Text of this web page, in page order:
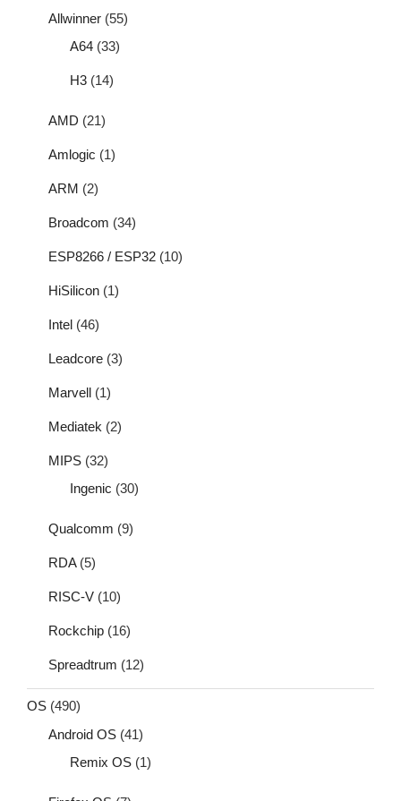
Allwinner (55)
A64 (33)
H3 (14)
AMD (21)
Amlogic (1)
ARM (2)
Broadcom (34)
ESP8266 / ESP32 (10)
HiSilicon (1)
Intel (46)
Leadcore (3)
Marvell (1)
Mediatek (2)
MIPS (32)
Ingenic (30)
Qualcomm (9)
RDA(5)
RISC-V (10)
Rockchip (16)
Spreadtrum (12)
OS (490)
Android OS (41)
Remix OS (1)